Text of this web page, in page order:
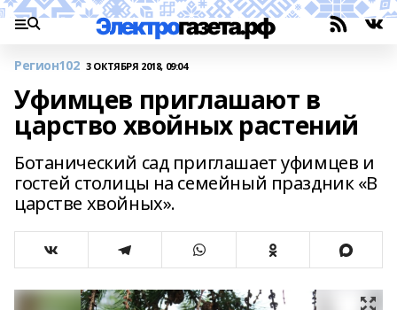
Регион102 3 ОКТЯБРЯ 2018, 09:04
Уфимцев приглашают в
царство хвойных растений
Ботанический сад приглашает уфимцев и
гостей столицы на семейный праздник «В
царстве хвойных».